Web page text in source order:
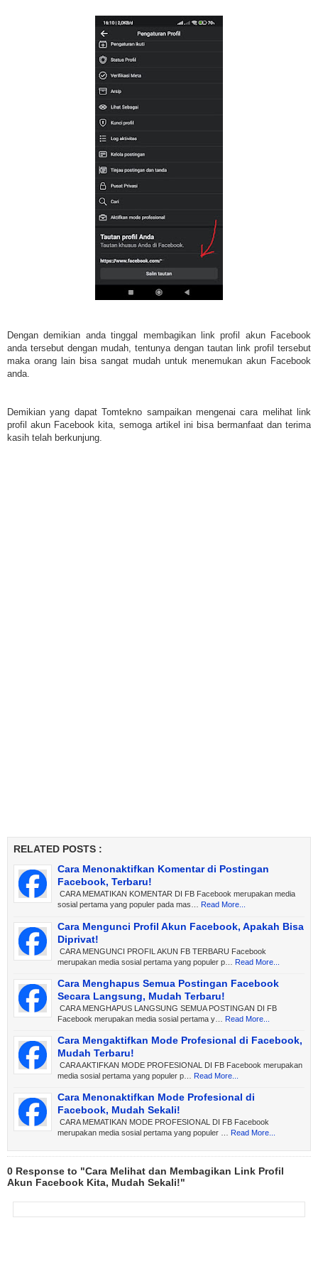
Dengan demikian anda tinggal membagikan link profil akun Facebook
anda tersebut dengan mudah, tentunya dengan tautan link profil tersebut
maka orang lain bisa sangat mudah untuk menemukan akun Facebook
anda.
Demikian yang dapat Tomtekno sampaikan mengenai cara melihat link
profil akun Facebook kita, semoga artikel ini bisa bermanfaat dan terima
kasih telah berkunjung.
RELATED POSTS :
Cara Menonaktifkan Komentar di Postingan
Facebook, Terbaru!
CARA MEMATIKAN KOMENTAR DI FB Facebook merupakan media
sosial pertama yang populer pada mas… Read More...
Cara Mengunci Profil Akun Facebook, Apakah Bisa
Diprivat!
CARA MENGUNCI PROFIL AKUN FB TERBARU Facebook
merupakan media sosial pertama yang populer p…
Read More...
Cara Menghapus Semua Postingan Facebook
Secara Langsung, Mudah Terbaru!
CARA MENGHAPUS LANGSUNG SEMUA POSTINGAN DI FB
Facebook merupakan media sosial pertama y…
Read More...
Cara Mengaktifkan Mode Profesional di Facebook,
Mudah Terbaru!
CARA AKTIFKAN MODE PROFESIONAL DI FB Facebook merupakan
media sosial pertama yang populer p…
Read More...
Cara Menonaktifkan Mode Profesional di
Facebook, Mudah Sekali!
CARA MEMATIKAN MODE PROFESIONAL DI FB Facebook
merupakan media sosial pertama yang populer … Read More...
0 Response to "Cara Melihat dan Membagikan Link Profil
Akun Facebook Kita, Mudah Sekali!"